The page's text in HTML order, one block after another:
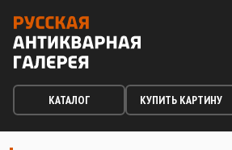
КАТАЛОГ КУПИТЬ КАРТИНУ